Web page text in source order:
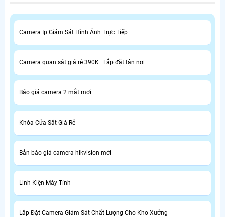
Camera Ip Giám Sát Hình Ảnh Trực Tiếp
Camera quan sát giá rẻ 390K | Lắp đặt tận nơi
Báo giá camera 2 mắt mơi
Khóa Cửa Sắt Giá Rẻ
Bản báo giá camera hikvision mới
Linh Kiện Máy Tính
Lắp Đặt Camera Giám Sát Chất Lượng Cho Kho Xưởng